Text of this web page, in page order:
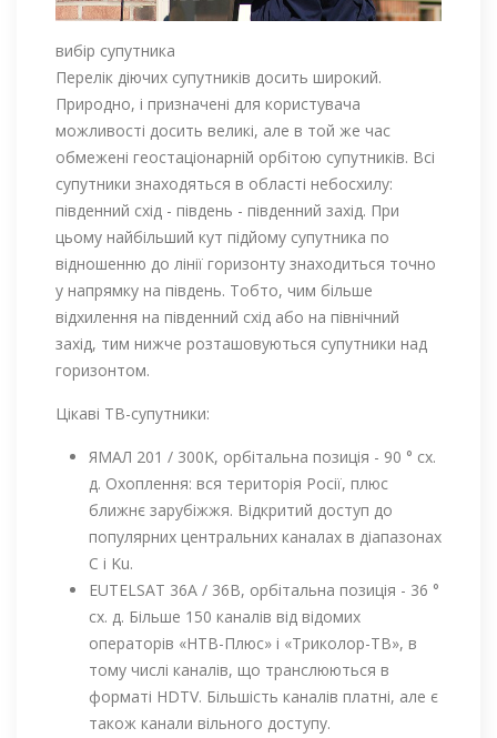
вибір супутника
Перелік діючих супутників досить широкий.
Природно, і призначені для користувача
можливості досить великі, але в той же час
обмежені геостаціонарній орбітою супутників. Всі
супутники знаходяться в області небосхилу:
південний схід - південь - південний захід. При
цьому найбільший кут підйому супутника по
відношенню до лінії горизонту знаходиться точно
у напрямку на південь. Тобто, чим більше
відхилення на південний схід або на північний
захід, тим нижче розташовуються супутники над
горизонтом.
Цікаві ТВ-супутники:
ЯМАЛ 201 / 300K, орбітальна позиція - 90 ° сх.
д. Охоплення: вся територія Росії, плюс
ближнє зарубіжжя. Відкритий доступ до
популярних центральних каналах в діапазонах
С і Ku.
EUTELSAT 36A / 36B, орбітальна позиція - 36 °
сх. д. Більше 150 каналів від відомих
операторів «НТВ-Плюс» і «Триколор-ТВ», в
тому числі каналів, що транслюються в
форматі HDTV. Більшість каналів платні, але є
також канали вільного доступу.